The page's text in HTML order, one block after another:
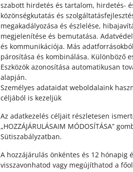
szabott hirdetés és tartalom, hirdetés-
közönségkutatás és
megakadályozása és észlelése,
megjelenítése és bemutatása.
és kommunikációja. Más
párosítása és kombinálása. Különböző
Eszközök azonosítása automatikusan
alapján.
Személyes adataidat weboldalaink
céljából is kezeljük
Az adatkezelés céljait részletesen
„HOZZÁJÁRULÁSAIM MÓDOSÍTÁSA”
Sütiszabályzatban.
A hozzájárulás önkéntes és 12 hónapig
visszavonhatod vagy megújíthatod a